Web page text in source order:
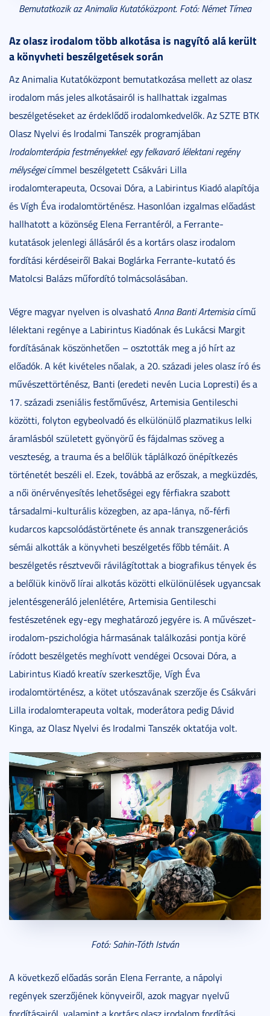
Bemutatkozik az Animalia Kutatóközpont. Fotó: Német Tímea
Az olasz irodalom több alkotása is nagyító alá került
a könyvheti beszélgetések során
Az Animalia Kutatóközpont bemutatkozása mellett az olasz
irodalom más jeles alkotásairól is hallhattak izgalmas
beszélgetéseket az érdeklődő irodalomkedvelők. Az SZTE BTK
Olasz Nyelvi és Irodalmi Tanszék programjában
Irodalomterápia festményekkel: egy felkavaró lélektani regény
mélységeicímmel beszélgetett Csákvári Lilla
irodalomterapeuta, Ocsovai Dóra, a Labirintus Kiadó alapítója
és Vígh Éva irodalomtörténész. Hasonlóan izgalmas előadást
hallhatott a közönség Elena Ferrantéról, a Ferrante-
kutatások jelenlegi állásáról és a kortárs olasz irodalom
fordítási kérdéseiről Bakai Boglárka Ferrante-kutató és
Matolcsi Balázs műfordító tolmácsolásában.
Végre magyar nyelven is olvashatóAnna Banti Artemisiacímű
lélektani regénye a Labirintus Kiadónak és Lukácsi Margit
fordításának köszönhetően – osztották meg a jó hírt az
előadók. A két kivételes nőalak, a 20. századi jeles olasz író és
művészettörténész, Banti (eredeti nevén Lucia Lopresti) és a
17. századi zseniális festőművész, Artemisia Gentileschi
közötti, folyton egybeolvadó és elkülönülő plazmatikus lelki
áramlásból született gyönyörű és fájdalmas szöveg a
veszteség, a trauma és a belőlük táplálkozó önépítkezés
történetét beszéli el. Ezek, továbbá az erőszak, a megküzdés,
a női önérvényesítés lehetőségei egy férfiakra szabott
társadalmi-kulturális közegben, az apa-lánya, nő-férfi
kudarcos kapcsolódástörténete és annak transzgenerációs
sémái alkották a könyvheti beszélgetés főbb témáit. A
beszélgetés résztvevői rávilágítottak a biografikus tények és
a belőlük kinövő lírai alkotás közötti elkülönülések ugyancsak
jelentésgeneráló jelenlétére, Artemisia Gentileschi
festészetének egy-egy meghatározó jegyére is. A művészet-
irodalom-pszichológia hármasának találkozási pontja köré
íródott beszélgetés meghívott vendégei Ocsovai Dóra, a
Labirintus Kiadó kreatív szerkesztője, Vígh Éva
irodalomtörténész, a kötet utószavának szerzője és Csákvári
Lilla irodalomterapeuta voltak, moderátora pedig Dávid
Kinga, az Olasz Nyelvi és Irodalmi Tanszék oktatója volt.
Fotó: Sahin-Tóth István
A következő előadás során Elena Ferrante, a nápolyi
regények szerzőjének könyveiről, azok magyar nyelvű